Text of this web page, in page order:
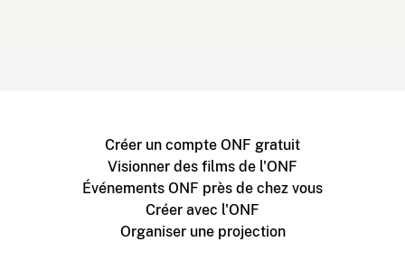
Créer un compte ONF gratuit
Visionner des films de l'ONF
Événements ONF près de chez vous
Créer avec l'ONF
Organiser une projection